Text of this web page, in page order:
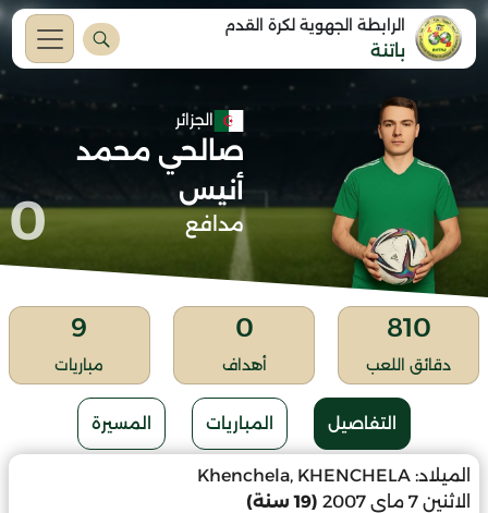
الرابطة الجهوية لكرة القدم
باتنة
الجزائر
صالحي محمد
أنيس
مدافع 0
810
دقائق اللعب
0
أهداف
9
مباريات
التفاصيل المباريات المسيرة
الميلاد: Khenchela, KHENCHELA
الاثنين 7 ماي 2007
(19 سنة)